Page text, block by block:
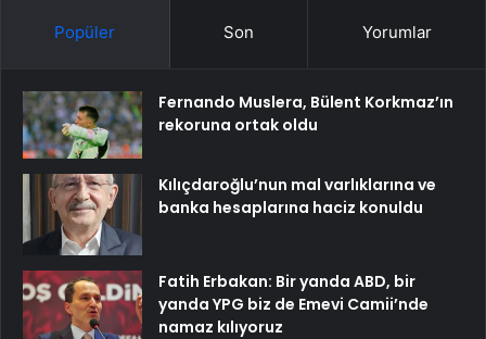
Popüler Son Yorumlar
Fernando Muslera, Bülent Korkmaz’ın
rekoruna ortak oldu
Kılıçdaroğlu’nun mal varlıklarına ve
banka hesaplarına haciz konuldu
Fatih Erbakan: Bir yanda ABD, bir
yanda YPG biz de Emevi Camii’nde
namaz kılıyoruz